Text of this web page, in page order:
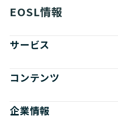
EOSL情報
サービス
コンテンツ
企業情報